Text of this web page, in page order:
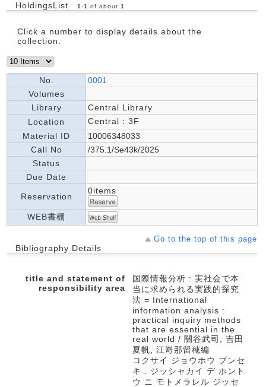
HoldingsList 1 -1 of about 1
Click a number to display details about the
collection.
No.
0001
Volumes
Library
Central Library
Location
Central：3F
Material ID
10006348033
Call No
/375.1/Se43k/2025
Status
Due Date
Reservation
0items
WEB書棚
Go to the top of this page
Bibliography Details
title and statement of
responsibility area
国際情報分析 : 実社会で本
当に求められる実践的探究
法 = International
information analysis :
practical inquiry methods
that are essential in the
real world / 關谷武司, 吉田
夏帆, 江嵜那留穂編
コクサイ ジョウホウ ブンセ
キ : ジッシャカイ デ ホント
ウ ニ モトメラレル ジッセ